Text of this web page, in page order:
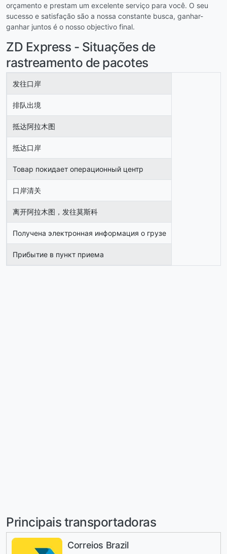
orçamento e prestam um excelente serviço para você. O seu
sucesso e satisfação são a nossa constante busca, ganhar-
ganhar juntos é o nosso objectivo final.
ZD Express - Situações de
rastreamento de pacotes
发往口岸
排队出境
抵达阿拉木图
抵达口岸
Товар покидает операционный центр
口岸清关
离开阿拉木图，发往莫斯科
Получена электронная информация о грузе
Прибытие в пункт приема
Principais transportadoras
Correios Brazil